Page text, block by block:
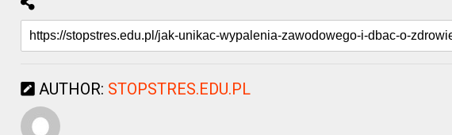
AUTHOR: STOPSTRES.EDU.PL